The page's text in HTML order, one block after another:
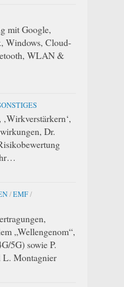
mit Google,
Windows, Cloud-
WLAN &
Dr.
/EMF/
„Wellengenom“,
5G) sowie P.
L. Montagnier